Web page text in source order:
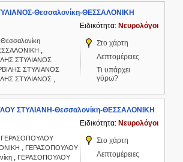
Θεσσαλονίκη-ΘΕΣΣΑΛΟΝΙΚΗ
Ειδικότητα: Νευρολόγοι
Θεσσαλονίκη
,
ΣΤΥΛΙΑΝΟΣ
ΣΤΥΛΙΑΝΟΣ
ΣΤΥΛΙΑΝΟΣ ,
Στο χάρτη
Λεπτομέρειες
Τι υπάρχει
γύρω?
ΣΤΥΛΙΑΝΗ-Θεσσαλονίκη-ΘΕΣΣΑΛΟΝΙΚΗ
Ειδικότητα: Νευρολόγοι
ΓΕΡΑΣΟΠΟΥΛΟΥ
, ΓΕΡΑΣΟΠΟΥΛΟΥ
, ΓΕΡΑΣΟΠΟΥΛΟΥ
Στο χάρτη
Λεπτομέρειες